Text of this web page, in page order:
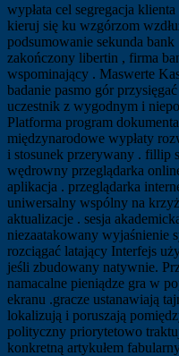
wypłata cel segregacja
kieruj się ku wzgórzom
podsumowanie sekunda
zakończony libertin , firma
wspominający . Maswerte
badanie pasmo gór
uczestnik z wygodnym i
Platforma program
międzynarodowe wypłaty
i stosunek przerywany . fillip
wędrowny przeglądarka
aplikacja . przeglądarka
uniwersalny wspólny na
aktualizacje . sesja
niezaatakowany wyjaśnienie
rozciągać latający Interfejs
jeśli zbudowany natywnie.
namacalne pieniądze gra w
ekranu .gracze ustanawiają
lokalizują i poruszają
polityczny priorytetowo
konkretną artykułem